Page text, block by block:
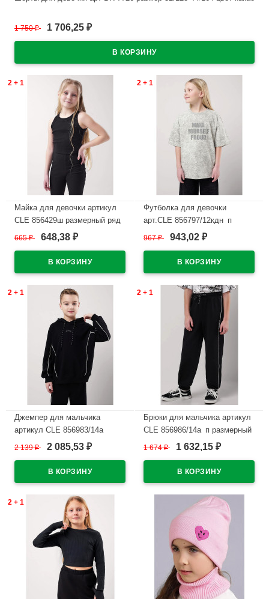
1 750₽ 1 706,25 ₽
2 + 1
Майка для девочки артикул
CLE 856429ш размерный ряд
32/128-42/158 цвет черный
665₽ 648,38 ₽
2 + 1
Футболка для девочки
арт.CLE 856797/12кдн_п
размер 32/128-42/158 цвет
967₽ 943,02 ₽
2 + 1
Джемпер для мальчика
артикул CLE 856983/14а
размер 32/128-42/158 цвет
2 139₽ 2 085,53 ₽
2 + 1
Брюки для мальчика артикул
CLE 856986/14а_п размерный
ряд 34/134-42/158 цвет
1 674₽ 1 632,15 ₽
2 + 1